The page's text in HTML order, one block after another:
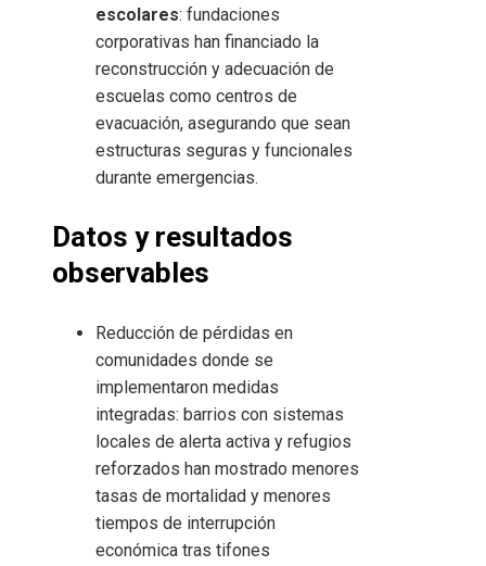
escolares: fundaciones
corporativas han financiado la
reconstrucción y adecuación de
escuelas como centros de
evacuación, asegurando que sean
estructuras seguras y funcionales
durante emergencias.
Datos y resultados
observables
Reducción de pérdidas en
comunidades donde se
implementaron medidas
integradas: barrios con sistemas
locales de alerta activa y refugios
reforzados han mostrado menores
tasas de mortalidad y menores
tiempos de interrupción
económica tras tifones